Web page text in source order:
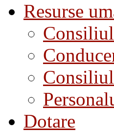
Resurse
Dotare